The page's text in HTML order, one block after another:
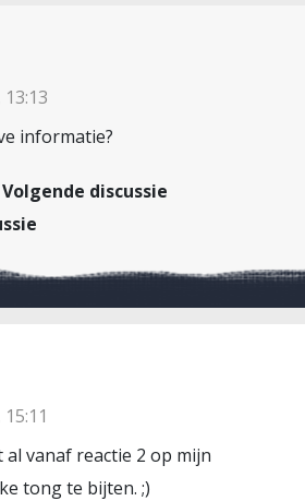
informatie?
Volgende discussie
al vanaf reactie 2 op mijn
tong te bijten. ;)